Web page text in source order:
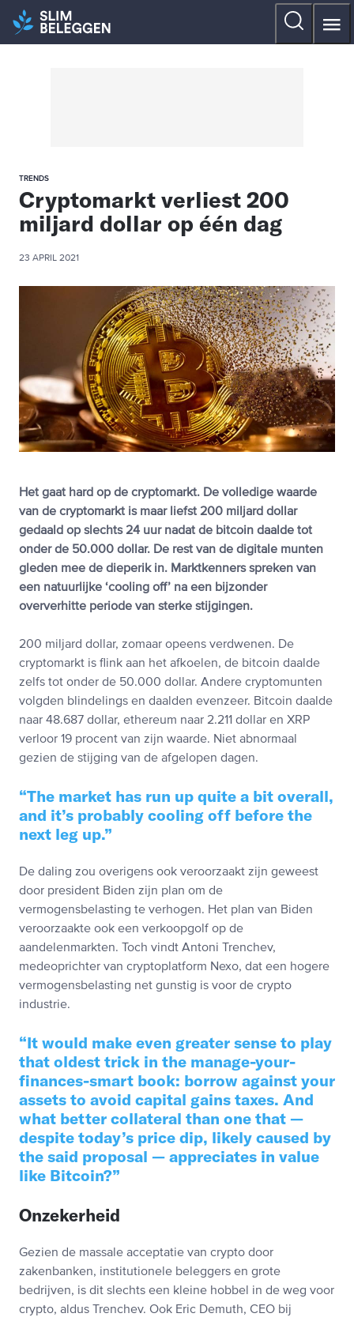
TRENDS
Cryptomarkt verliest 200
miljard dollar op één dag
23 APRIL 2021
Het gaat hard op de cryptomarkt. De volledige waarde
van de cryptomarkt is maar liefst 200 miljard dollar
gedaald op slechts 24 uur nadat de bitcoin daalde tot
onder de 50.000 dollar. De rest van de digitale munten
gleden mee de dieperik in. Marktkenners spreken van
een natuurlijke ‘cooling off’ na een bijzonder
oververhitte periode van sterke stijgingen.
200 miljard dollar, zomaar opeens verdwenen. De
cryptomarkt is flink aan het afkoelen, de bitcoin daalde
zelfs tot onder de 50.000 dollar. Andere cryptomunten
volgden blindelings en daalden evenzeer. Bitcoin daalde
naar 48.687 dollar, ethereum naar 2.211 dollar en XRP
verloor 19 procent van zijn waarde. Niet abnormaal
gezien de stijging van de afgelopen dagen.
The market has run up quite a bit overall,
and it’s probably cooling off before the
next leg up.
De daling zou overigens ook veroorzaakt zijn geweest
door president Biden zijn plan om de
vermogensbelasting te verhogen. Het plan van Biden
veroorzaakte ook een verkoopgolf op de
aandelenmarkten. Toch vindt Antoni Trenchev,
medeoprichter van cryptoplatform Nexo, dat een hogere
vermogensbelasting net gunstig is voor de crypto
industrie.
It would make even greater sense to play
that oldest trick in the manage-your-
finances-smart book: borrow against your
assets to avoid capital gains taxes. And
what better collateral than one that —
despite today’s price dip, likely caused by
the said proposal — appreciates in value
like Bitcoin?
Onzekerheid
Gezien de massale acceptatie van crypto door
zakenbanken, institutionele beleggers en grote
bedrijven, is dit slechts een kleine hobbel in de weg voor
crypto, aldus Trenchev. Ook Eric Demuth, CEO bij